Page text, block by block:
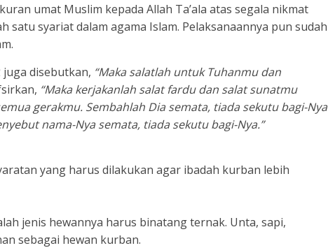
umat Muslim kepada Allah Ta’ala atas segala nikmat
satu syariat dalam agama Islam. Pelaksanaannya pun sudah
juga disebutkan, “Maka salatlah untuk Tuhanmu dan
“Maka kerjakanlah salat fardu dan salat sunatmu
gerakmu. Sembahlah Dia semata, tiada sekutu bagi-Nya
nama-Nya semata, tiada sekutu bagi-Nya.”
yang harus dilakukan agar ibadah kurban lebih
jenis hewannya harus binatang ternak. Unta, sapi,
sebagai hewan kurban.